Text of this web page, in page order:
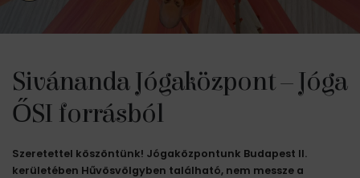
Sivánanda Jógaközpont – Jóga
ŐSI forrásból
Szeretettel köszöntünk! Jógaközpontunk Budapest II.
kerületében Hűvösvölgyben található, nem messze a